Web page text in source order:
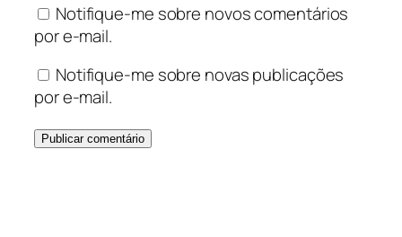
Notifique-me sobre novos comentários
por e-mail.
Notifique-me sobre novas publicações
por e-mail.